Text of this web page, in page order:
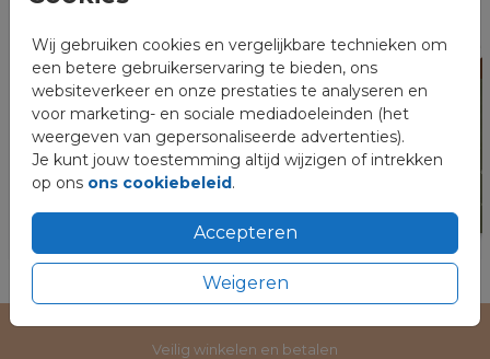
Wij gebruiken cookies en vergelijkbare technieken om
een betere gebruikerservaring te bieden, ons
websiteverkeer en onze prestaties te analyseren en
voor marketing- en sociale mediadoeleinden (het
weergeven van gepersonaliseerde advertenties).
Je kunt jouw toestemming altijd wijzigen of intrekken
op ons ons cookiebeleid.
Accepteren
Weigeren
Veilig winkelen en betalen